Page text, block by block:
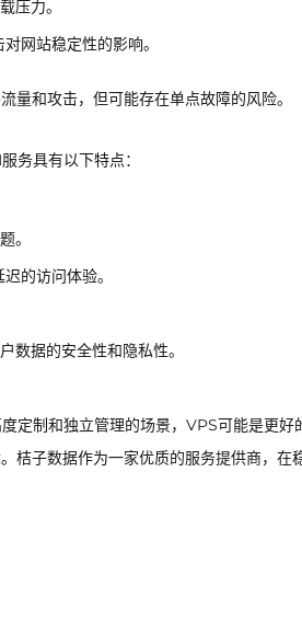
压力。
网站稳定性的影响。
和攻击，但可能存在单点故障的风险。
务具有以下特点：
。
的访问体验。
数据的安全性和隐私性。
定制和独立管理的场景，VPS可能是更好
桔子数据作为一家优质的服务提供商，在